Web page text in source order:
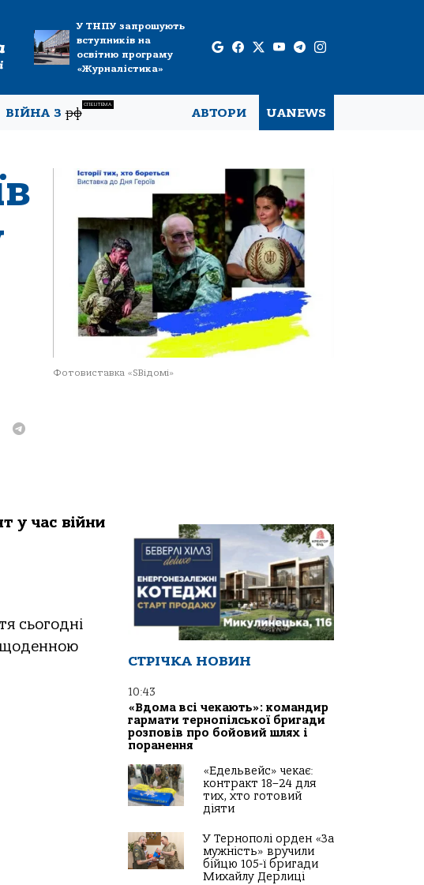
У ТНПУ запрошують
вступників на
освітню програму
«Журналістика»
ВІЙНА Зрф
СПЕЦТЕМА
АВТОРИ UANEWS
Фотовиставка «SВідомі»
у час війни
сьогодні
щоденною
СТРІЧКА НОВИН
10:43
«Вдома всі чекають»: командир
гармати тернопілської бригади
розповів про бойовий шлях і
поранення
«Едельвейс» чекає:
контракт 18–24 для
тих, хто готовий
діяти
У Тернополі орден «За
мужність» вручили
бійцю 105-ї бригади
Михайлу Дерлиці